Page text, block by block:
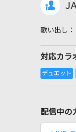
対応カラ
配信中の